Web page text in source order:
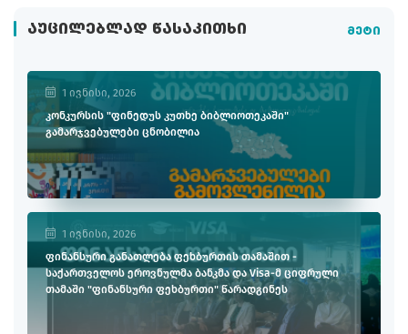
ᲐᲣᲪᲘᲚᲔᲑᲚᲐᲓ ᲬᲐᲡᲐᲙᲘᲗᲮᲘ მეტი
1 ივნისი, 2026
კონკურსის "ფინედუს კუთხე ბიბლიოთეკაში"
გამარჯვებულები ცნობილია
1 ივნისი, 2026
ფინანსური განათლება ფეხბურთის თამაშით -
საქართველოს ეროვნულმა ბანკმა და Visa-მ ციფრული
თამაში "ფინანსური ფეხბურთი" წარადგინეს